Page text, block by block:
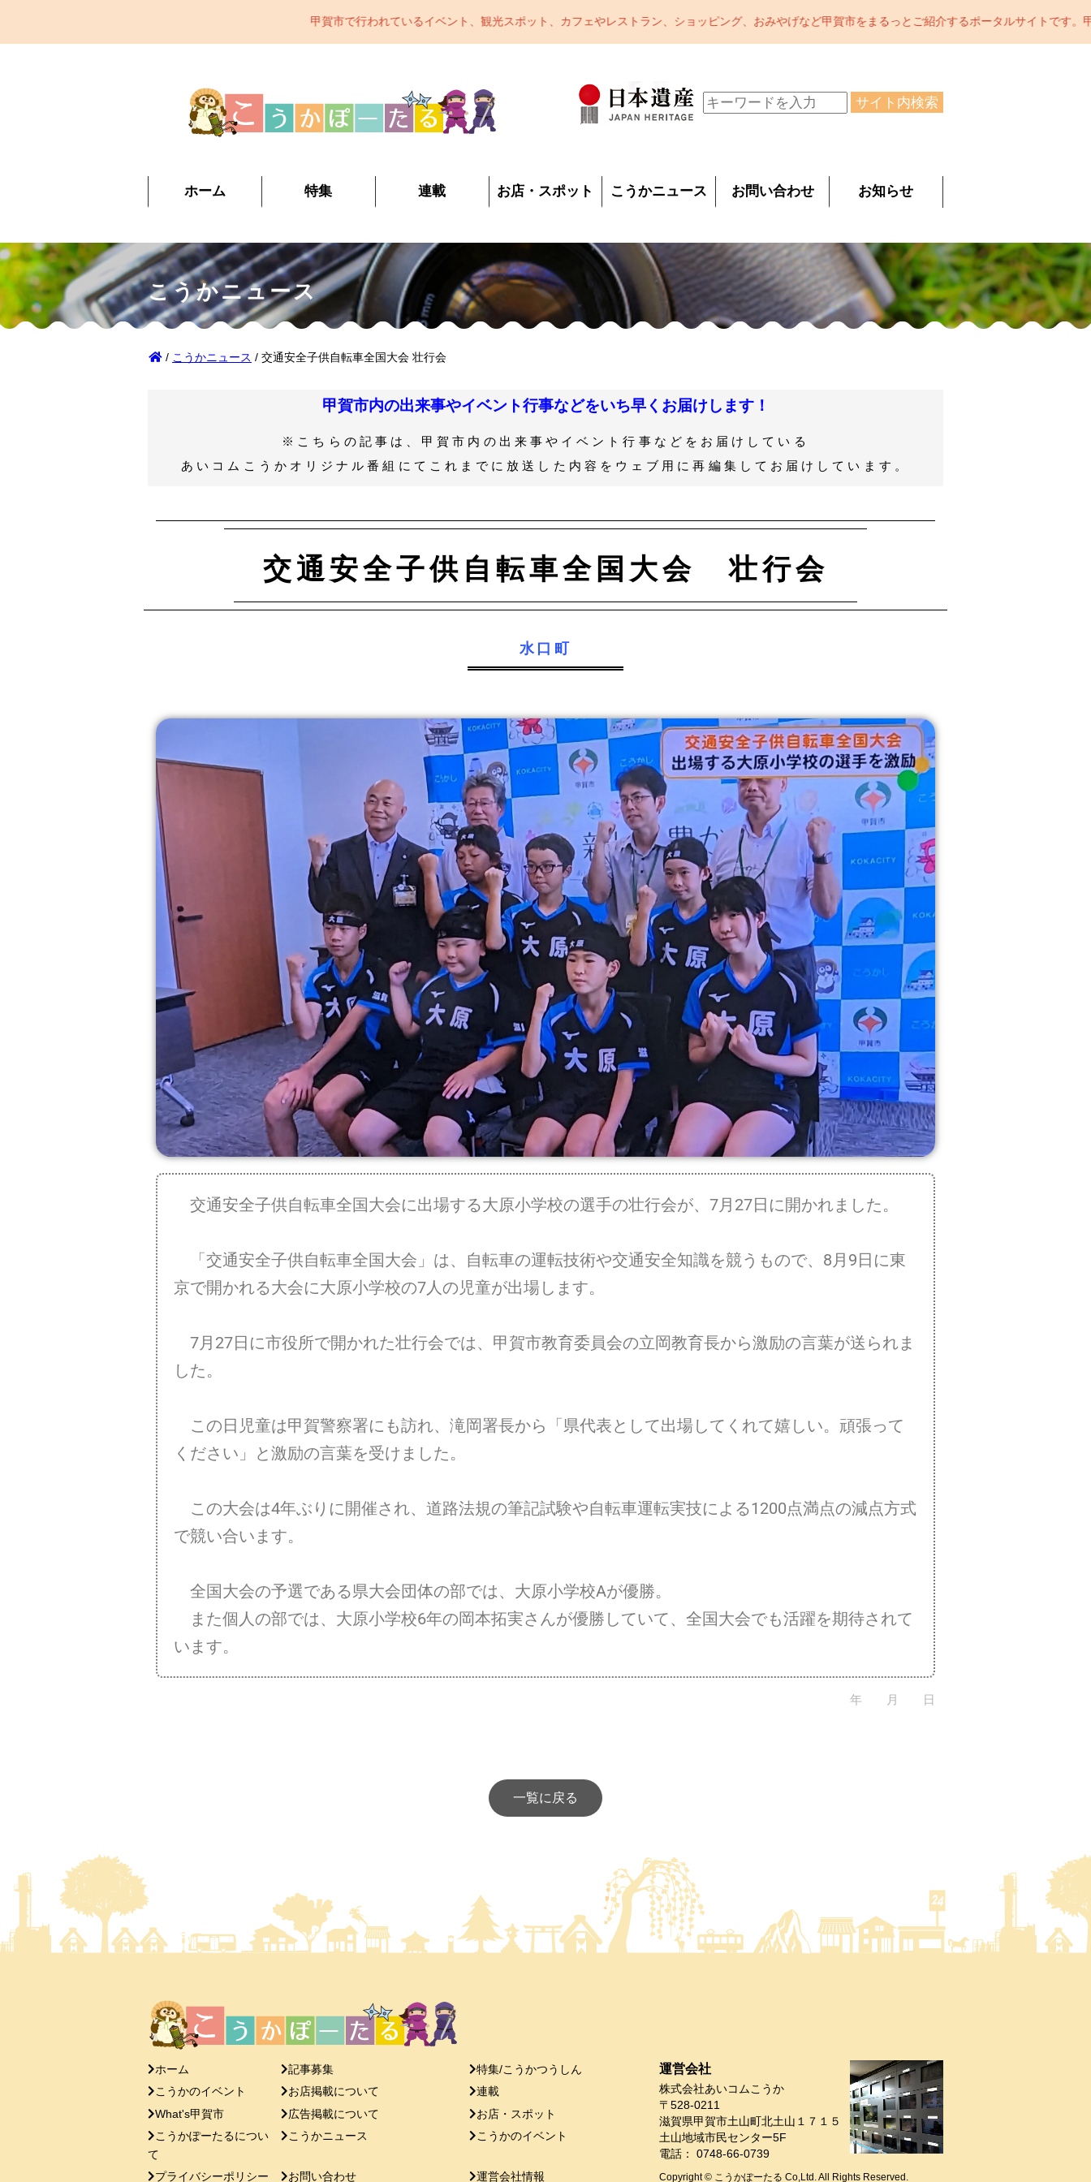
甲賀市で行われているイベント、観光スポット、カフェやレストラン、ショッピング、おみやげなど甲賀市をまるっとご紹介するポータルサイトです。甲賀市の魅力をどんどん発信中。
サイト内検索
ホーム 特集 連載 お店・スポット こうかニュース お問い合わせ お知らせ
こうかニュース
/ こうかニュース / 交通安全子供自転車全国大会 壮行会
甲賀市内の出来事やイベント行事などをいち早くお届けします！
※こちらの記事は、甲賀市内の出来事やイベント行事などをお届けしている
あいコムこうかオリジナル番組にてこれまでに放送した内容をウェブ用に再編集してお届けしています。
交通安全子供自転車全国大会 壮行会
水口町
交通安全子供自転車全国大会に出場する大原小学校の選手の壮行会が、7月27日に開かれました。
「交通安全子供自転車全国大会」は、自転車の運転技術や交通安全知識を競うもので、8月9日に東
京で開かれる大会に大原小学校の7人の児童が出場します。
7月27日に市役所で開かれた壮行会では、甲賀市教育委員会の立岡教育長から激励の言葉が送られま
した。
この日児童は甲賀警察署にも訪れ、滝岡署長から「県代表として出場してくれて嬉しい。頑張って
ください」と激励の言葉を受けました。
この大会は4年ぶりに開催され、道路法規の筆記試験や自転車運転実技による1200点満点の減点方式
で競い合います。
全国大会の予選である県大会団体の部では、大原小学校Aが優勝。
また個人の部では、大原小学校6年の岡本拓実さんが優勝していて、全国大会でも活躍を期待されて
います。
年 月 日
一覧に戻る
ホーム 記事募集
特集/こうかつうしん
こうかのイベント
お店掲載について
連載
What's甲賀市
広告掲載について
お店・スポット
こうかぽーたるについ
て
こうかニュース こうかのイベント
プライバシーポリシー お問い合わせ 運営会社情報
運営会社
株式会社あいコムこうか
〒528-0211
滋賀県甲賀市土山町北土山１７１５
土山地域市民センター5F
電話： 0748-66-0739
Copyright © こうかぽーたる Co,Ltd. All Rights Reserved.